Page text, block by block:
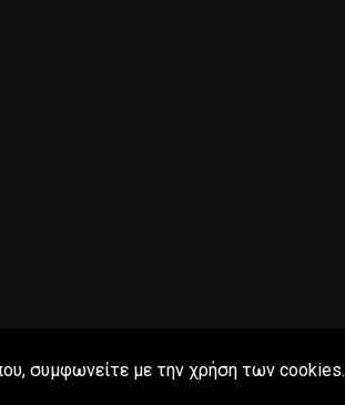
συμφωνείτε με την χρήση των cookies.